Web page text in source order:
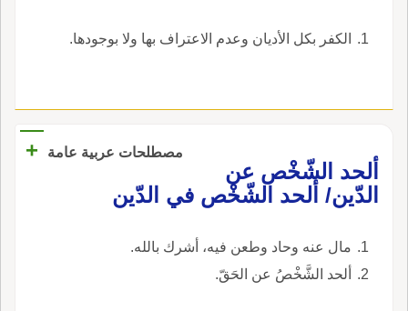
بعد فإِنّ بني إِسرائيل كانوا إِذا قَرَّبوا قُرْباناً فتقبل
ورِسالاتِ أَي مَلْجَأً ولا سَرَباً أَلجَأُ إِليه.
‏الكفر بكل الأديان وعدم الاعتراف بها ولا بوجودها‏.
مصطلحات عربية عامة
+
ألحد الشّخْص عن
الدّين/ ألحد الشّخْص في الدّين
مال عنه وحاد وطعن فيه، أشرك بالله.
ألحد الشَّخْصُ عن الحَقّ.